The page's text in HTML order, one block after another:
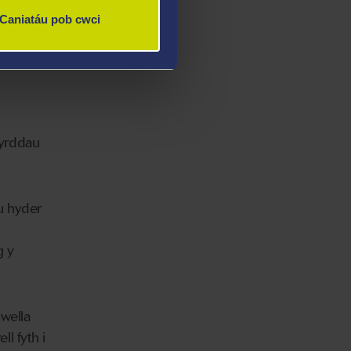
Caniatáu pob cwci
hyder
y
fyth i